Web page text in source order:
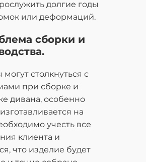
долгие годы
или деформаций.
сборки и
столкнуться с
при сборке и
дивана, особенно
на
учесть все
клиента и
что изделие будет